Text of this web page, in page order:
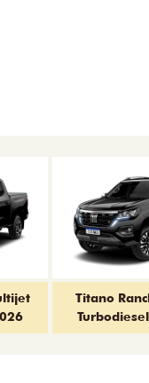
Titano